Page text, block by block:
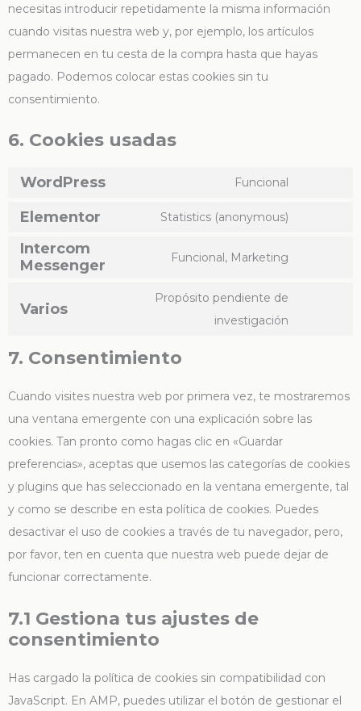
necesitas introducir repetidamente la misma información
cuando visitas nuestra web y, por ejemplo, los artículos
permanecen en tu cesta de la compra hasta que hayas
pagado. Podemos colocar estas cookies sin tu
consentimiento.
6. Cookies usadas
WordPress Funcional
Elementor Statistics (anonymous)
Intercom
Messenger
Funcional, Marketing
Varios
Propósito pendiente de
investigación
7. Consentimiento
Cuando visites nuestra web por primera vez, te mostraremos
una ventana emergente con una explicación sobre las
cookies. Tan pronto como hagas clic en «Guardar
preferencias», aceptas que usemos las categorías de cookies
y plugins que has seleccionado en la ventana emergente, tal
y como se describe en esta política de cookies. Puedes
desactivar el uso de cookies a través de tu navegador, pero,
por favor, ten en cuenta que nuestra web puede dejar de
funcionar correctamente.
7.1 Gestiona tus ajustes de
consentimiento
Has cargado la política de cookies sin compatibilidad con
JavaScript. En AMP, puedes utilizar el botón de gestionar el